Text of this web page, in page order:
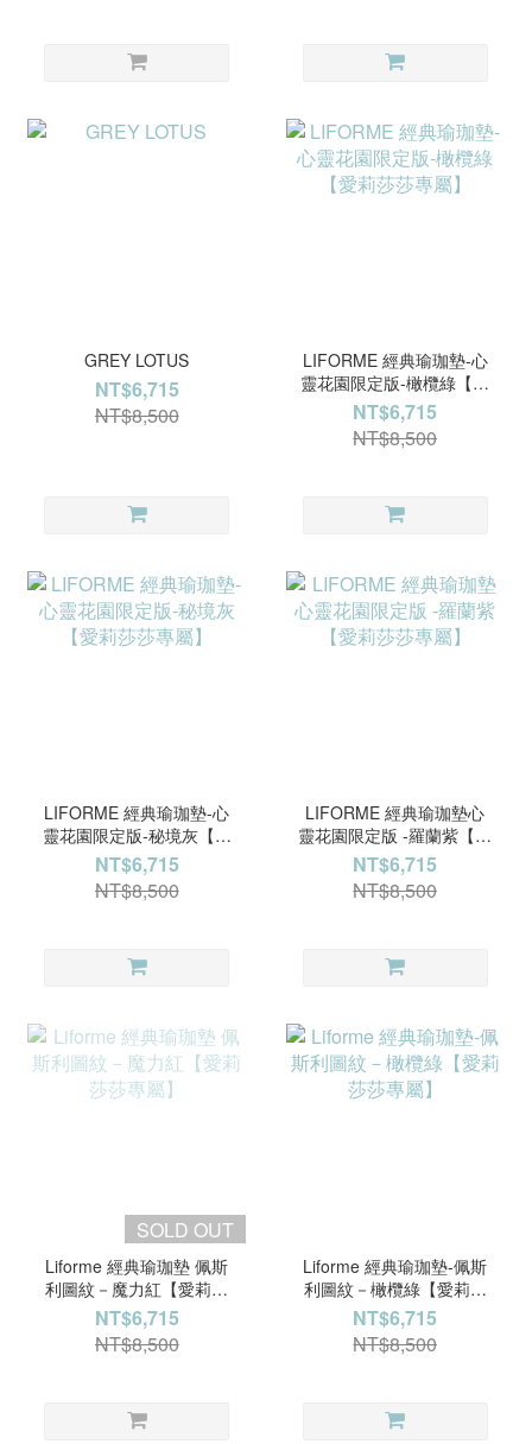
GREY LOTUS
NT$6,715
NT$8,500
LIFORME 經典瑜珈墊-心
靈花園限定版-橄欖綠【愛
莉莎莎專屬】
NT$6,715
NT$8,500
LIFORME 經典瑜珈墊-心
靈花園限定版-秘境灰【愛
莉莎莎專屬】
NT$6,715
NT$8,500
LIFORME 經典瑜珈墊心
靈花園限定版 -羅蘭紫【愛
莉莎莎專屬】
NT$6,715
NT$8,500
SOLD OUT
Liforme 經典瑜珈墊 佩斯
利圖紋－魔力紅【愛莉莎
莎專屬】
NT$6,715
NT$8,500
Liforme 經典瑜珈墊-佩斯
利圖紋－橄欖綠【愛莉莎
莎專屬】
NT$6,715
NT$8,500